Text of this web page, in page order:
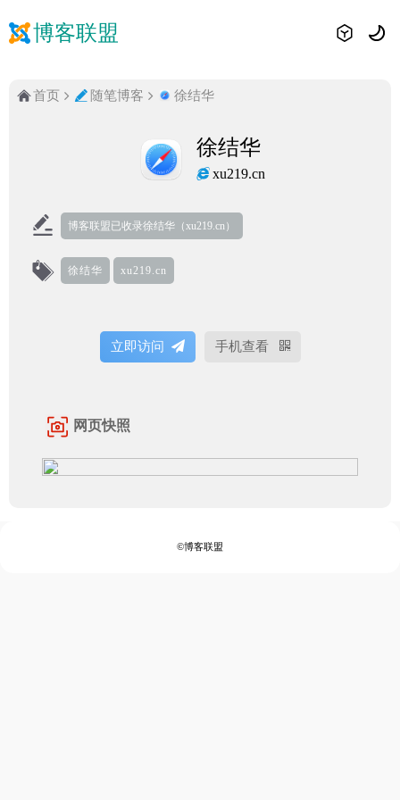
博客联盟
首页 随笔博客 徐结华
徐结华
xu219.cn
博客联盟已收录徐结华（xu219.cn）
徐结华 xu219.cn
立即访问 手机查看
网页快照
©博客联盟